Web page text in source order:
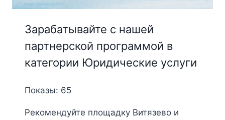
Зарабатывайте с нашей
партнерской программой в
категории Юридические услуги
Показы: 65
Рекомендуйте площадку Витязево и